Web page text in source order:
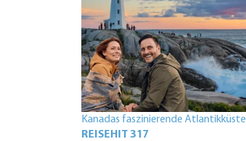
Kanadas faszinierende Atlantikküste
REISEHIT 317